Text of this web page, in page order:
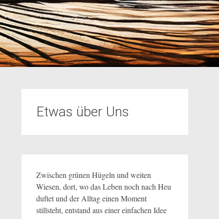
Etwas über Uns
Zwischen grünen Hügeln und weiten
Wiesen, dort, wo das Leben noch nach Heu
duftet und der Alltag einen Moment
stillsteht, entstand aus einer einfachen Idee